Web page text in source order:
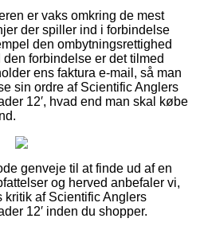
er vaks omkring de mest
der spiller ind i forbindelse
den ombytningsrettighed
forbindelse er det tilmed
ens faktura e-mail, så man
sin ordre af Scientific Anglers
12′, hvad end man skal købe
genveje til at finde ud af en
og herved anbefaler vi,
kritik af Scientific Anglers
12′ inden du shopper.